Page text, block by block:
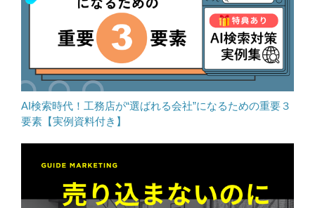
AI検索時代！工務店が“選ばれる会社”になるための重要３
要素【実例資料付き】